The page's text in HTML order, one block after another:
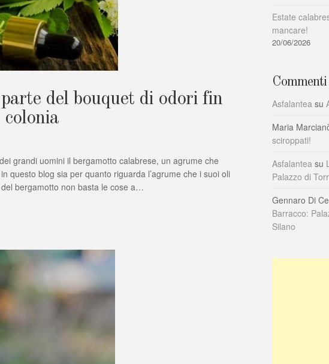
del bouquet di odori fin
colonia
grandi uomini il bergamotto calabrese, un agrume che
questo blog sia per quanto riguarda l’agrume che i suoi oli
bergamotto non basta le cose a…
Estate
mancare!
20/06/2026
Asfalantea su
Maria
sciroppati!
Asfalantea su
Palazzo di
Gennaro Di
Barracco:
Silano